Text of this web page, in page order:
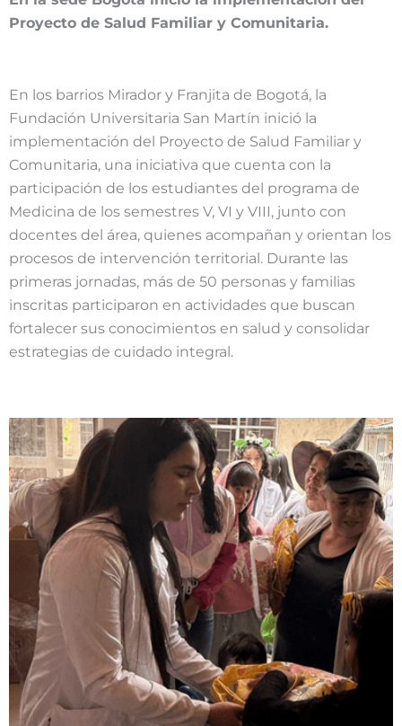
Proyecto de Salud Familiar y Comunitaria.
En los barrios Mirador y Franjita de Bogotá, la
Fundación Universitaria San Martín inició la
implementación del Proyecto de Salud Familiar y
Comunitaria, una iniciativa que cuenta con la
participación de los estudiantes del programa de
Medicina de los semestres V, VI y VIII, junto con
docentes del área, quienes acompañan y orientan los
procesos de intervención territorial. Durante las
primeras jornadas, más de 50 personas y familias
inscritas participaron en actividades que buscan
fortalecer sus conocimientos en salud y consolidar
estrategias de cuidado integral.